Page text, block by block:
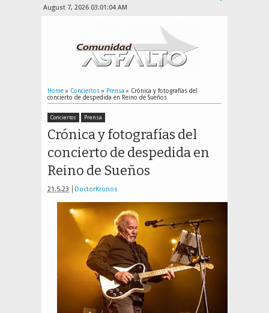
August 7, 2026 03:01:05 AM
Home » Conciertos » Prensa » Crónica y fotografías del
concierto de despedida en Reino de Sueños
Conciertos Prensa
Crónica y fotografías del
concierto de despedida en
Reino de Sueños
21.5.23 DoctorKronos